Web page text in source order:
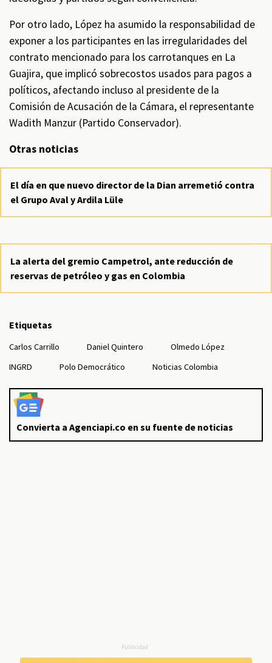
Por otro lado, López ha asumido la responsabilidad de
exponer a los participantes en las irregularidades del
contrato mencionado para los carrotanques en La
Guajira, que implicó sobrecostos usados para pagos a
políticos, afectando incluso al presidente de la
Comisión de Acusación de la Cámara, el representante
Wadith Manzur (Partido Conservador).
Otras noticias
El día en que nuevo director de la Dian arremetió contra
el Grupo Aval y Ardila Lüle
La alerta del gremio Campetrol, ante reducción de
reservas de petróleo y gas en Colombia
Etiquetas
Carlos Carrillo Daniel Quintero
Olmedo López
INGRD
Polo Democrático Noticias Colombia
Convierta a Agenciapi.co en su fuente de noticias
Publicidad